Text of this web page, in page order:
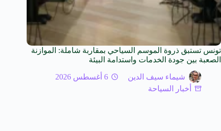
تونس تستبق ذروة الموسم السياحي بمقاربة شاملة: الموازنة
الصعبة بين جودة الخدمات واستدامة البيئة
شيماء سيف الدين
6 أغسطس 2026
أخبار السياحة